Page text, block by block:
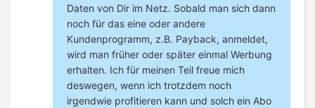
Daten von Dir im Netz. Sobald man sich dann
noch für das eine oder andere
Kundenprogramm, z.B. Payback, anmeldet,
wird man früher oder später einmal Werbung
erhalten. Ich für meinen Teil freue mich
deswegen, wenn ich trotzdem noch
irgendwie profitieren kann und solch ein Abo